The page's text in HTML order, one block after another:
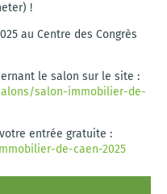
!
au Centre des Congrès
le salon sur le site :
salon-immobilier-de-
entrée gratuite :
de-caen-2025